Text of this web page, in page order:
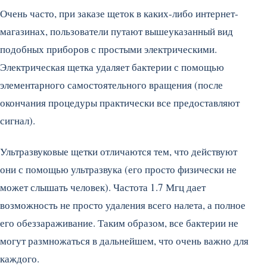
Очень часто, при заказе щеток в каких-либо интернет-
магазинах, пользователи путают вышеуказанный вид
подобных приборов с простыми электрическими.
Электрическая щетка удаляет бактерии с помощью
элементарного самостоятельного вращения (после
окончания процедуры практически все предоставляют
сигнал).
Ультразвуковые щетки отличаются тем, что действуют
они с помощью ультразвука (его просто физически не
может слышать человек). Частота 1.7 Мгц дает
возможность не просто удаления всего налета, а полное
его обеззараживание. Таким образом, все бактерии не
могут размножаться в дальнейшем, что очень важно для
каждого.